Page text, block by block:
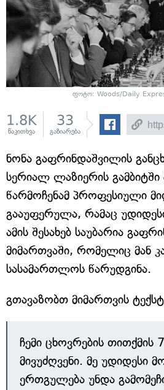
ფოტო: Woods/Daily
1.8K
წაკითხვა
33
გაზიარება
ნონა გაფრინდაშვილის
სერიალ ლაზიერის
წარმოჩენამ პროფესიული
გააუფერულა, რამაც
ამის შესახებ საუბარია
მიმართვაში, რომელიც მან
სასამართლოს წარუდგინა.
გთავაზობთ მიმართვის
ჩემი ცხოვრების
მივუძღვენი. მე უდიდესი
ერთგულება უნდა